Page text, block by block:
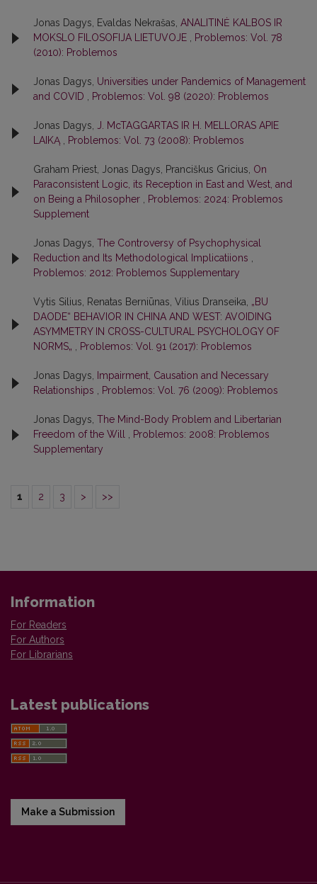
Jonas Dagys, Evaldas Nekrašas, ANALITINĖ KALBOS IR
MOKSLO FILOSOFIJA LIETUVOJE
Problemos: Vol. 78
(2010): Problemos
Jonas Dagys, Universities under Pandemics of Management
and COVID
Problemos: Vol. 98 (2020): Problemos
Jonas Dagys,
J. McTAGGARTAS IR H. MELLORAS APIE
LAIKĄ
Problemos: Vol. 73 (2008): Problemos
Graham Priest, Jonas Dagys, Pranciškus Gricius, On
Paraconsistent Logic, its Reception in East and West, and
on Being a Philosopher
Problemos: 2024: Problemos
Supplement
Jonas Dagys, The Controversy of Psychophysical
Reduction and Its Methodological Implicatiions
Problemos: 2012: Problemos Supplementary
Vytis Silius, Renatas Berniūnas, Vilius Dranseika, „BU
DAODE“ BEHAVIOR IN CHINA AND WEST: AVOIDING
ASYMMETRY IN CROSS-CULTURAL PSYCHOLOGY OF
NORMS„
Problemos: Vol. 91 (2017): Problemos
Jonas Dagys,
Impairment, Causation and Necessary
Relationships
Problemos: Vol. 76 (2009): Problemos
Jonas Dagys, The Mind-Body Problem and Libertarian
Freedom of the Will
Problemos: 2008: Problemos
Supplementary
1 2 3 > >>
Information
For Readers
For Authors
For Librarians
Latest publications
Make a Submission